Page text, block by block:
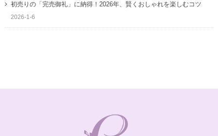
初売りの「完売御礼」に納得！2026年、賢くおしゃれを楽しむコツ
2026-1-6